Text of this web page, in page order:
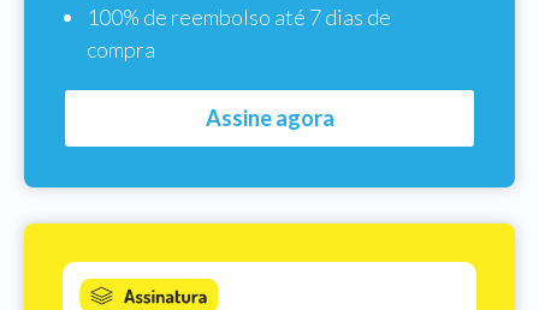
100% de reembolso até 7 dias de
compra
Assine agora